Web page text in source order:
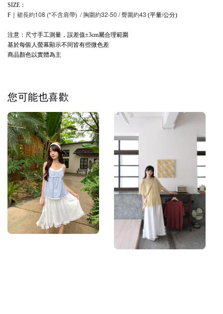
SIZE ：
F ｜ 裙長約108 (*不含肩帶)  / 胸圍約32-50 / 臀圍約43 (平量/公分)
注意：尺寸手工測量，誤差值±3cm屬合理範圍
基於每個人螢幕顯示不同皆有些微色差
商品顏色以實體為主
您可能也喜歡